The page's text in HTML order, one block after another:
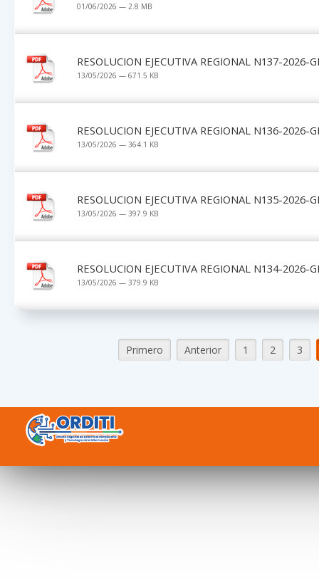
01/06/2026 — 2.8 MB
RESOLUCION EJECUTIVA REGIONAL N137-2026-
13/05/2026 — 671.5 KB
RESOLUCION EJECUTIVA REGIONAL N136-2026-
13/05/2026 — 364.1 KB
RESOLUCION EJECUTIVA REGIONAL N135-2026-
13/05/2026 — 397.9 KB
RESOLUCION EJECUTIVA REGIONAL N134-2026-
13/05/2026 — 379.9 KB
Primero Anterior 1 2 3